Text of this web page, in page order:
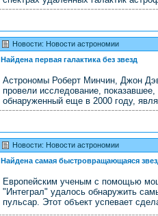
Новости: Новости астрономии
Найдена первая галактика без звезд
Астрономы Роберт Минчин, Джон
провели исследование,
обнаруженный еще в 2000 году,
Новости: Новости астрономии
Найдена самая быстровращающаяся
Европейским ученым с помощью
"Интеграл" удалось обнаружить
пульсар. Этот объект успевает